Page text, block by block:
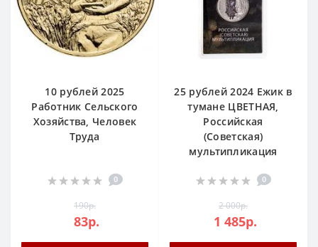
10 рублей 2025
Работник Сельского
Хозяйства, Человек
Труда
0
190р.
83р.
25 рублей 2024 Ежик в
тумане ЦВЕТНАЯ,
Российская
(Cоветская)
мультипликация
0
2 000р.
1 485р.